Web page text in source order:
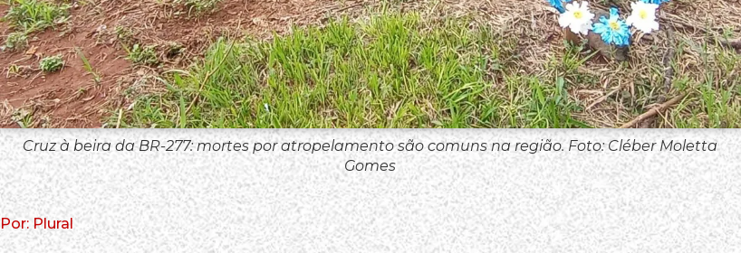
Cruz à beira da BR-277: mortes por atropelamento são comuns na região. Foto: Cléber Moletta
Gomes
Por: Plural